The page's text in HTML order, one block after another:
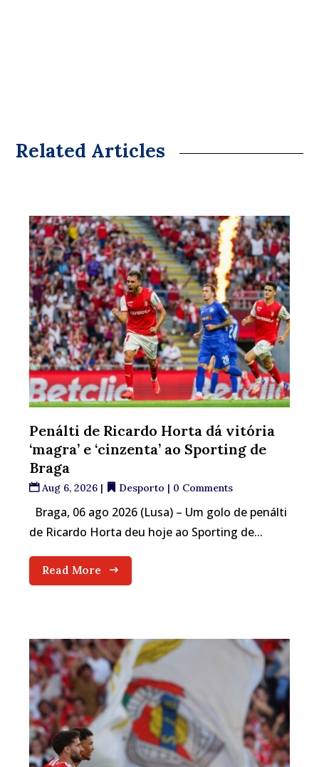
Related Articles
Penálti de Ricardo Horta dá vitória
‘magra’ e ‘cinzenta’ ao Sporting de
Braga
Aug 6, 2026 | Desporto | 0 Comments
Braga, 06 ago 2026 (Lusa) – Um golo de penálti
de Ricardo Horta deu hoje ao Sporting de...
Read More